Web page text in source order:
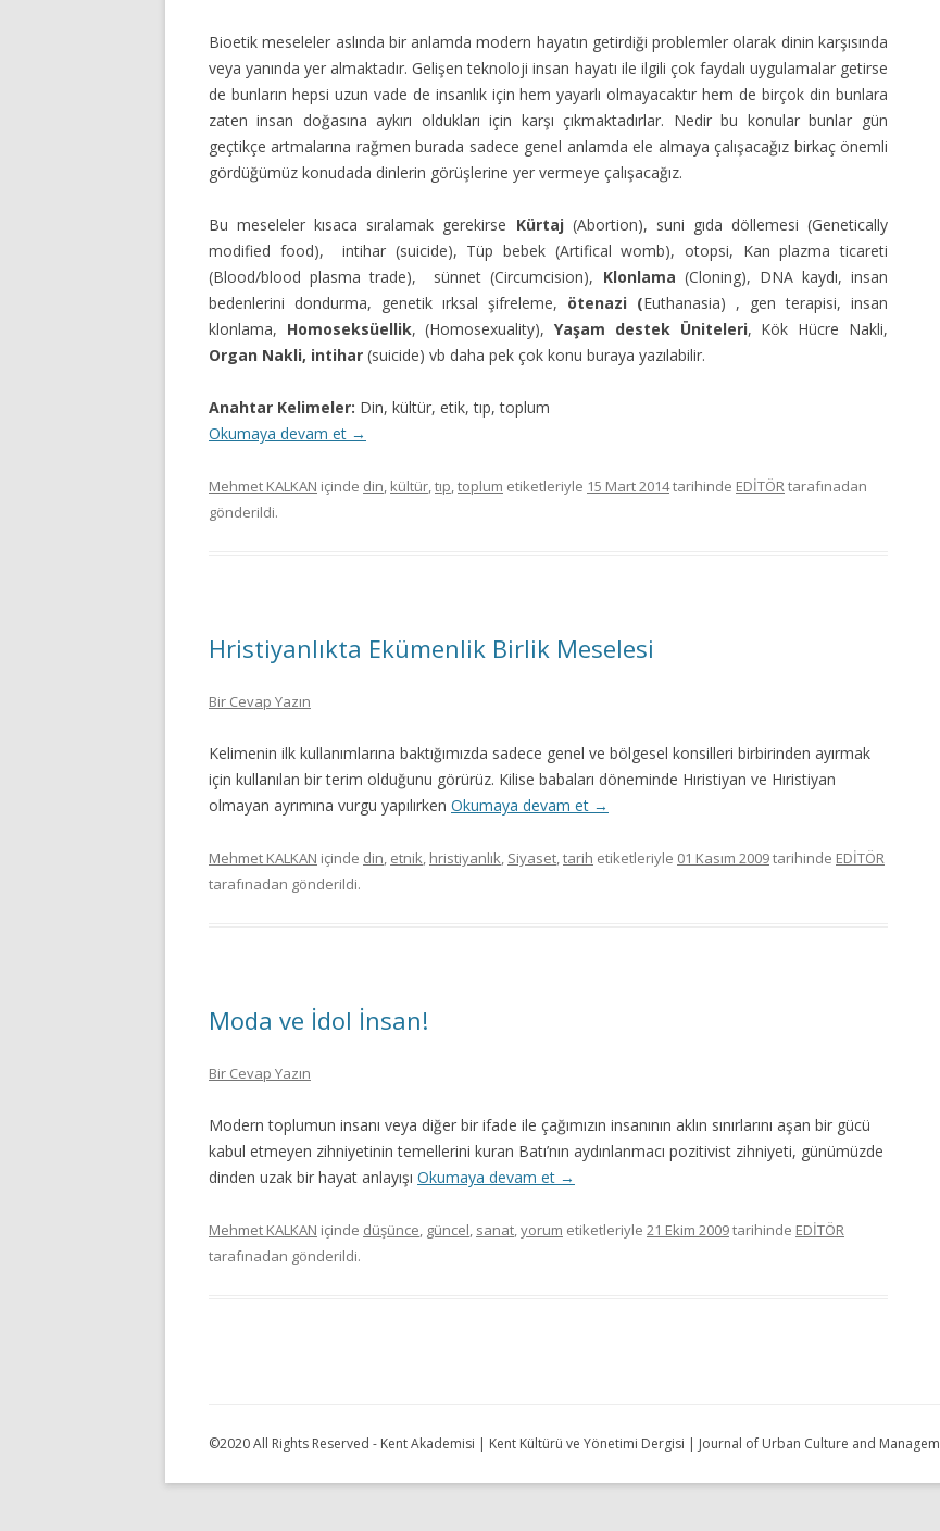
Bioetik meseleler aslında bir anlamda modern hayatın getirdiği problemler olarak dinin karşısında
veya yanında yer almaktadır. Gelişen teknoloji insan hayatı ile ilgili çok faydalı uygulamalar getirse
de bunların hepsi uzun vade de insanlık için hem yayarlı olmayacaktır hem de birçok din bunlara
zaten insan doğasına aykırı oldukları için karşı çıkmaktadırlar. Nedir bu konular bunlar gün
geçtikçe artmalarına rağmen burada sadece genel anlamda ele almaya çalışacağız birkaç önemli
gördüğümüz konudada dinlerin görüşlerine yer vermeye çalışacağız.
Bu meseleler kısaca sıralamak gerekirse Kürtaj (Abortion), suni gıda döllemesi (Genetically
modified food), intihar (suicide), Tüp bebek (Artifical womb), otopsi, Kan plazma ticareti
(Blood/blood plasma trade), sünnet (Circumcision), Klonlama (Cloning), DNA kaydı, insan
bedenlerini dondurma, genetik ırksal şifreleme, ötenazi (Euthanasia) , gen terapisi, insan
klonlama, Homoseksüellik, (Homosexuality),Yaşam destek Üniteleri, Kök Hücre Nakli,
Organ Nakli, intihar (suicide) vb daha pek çok konu buraya yazılabilir.
Anahtar Kelimeler: Din, kültür, etik, tıp, toplum
Okumaya devam et →
Mehmet KALKAN içinde din, kültür,tıp,toplum etiketleriyle 15 Mart 2014tarihinde EDİTÖRtarafınadan
gönderildi.
Hristiyanlıkta Ekümenlik Birlik Meselesi
Bir Cevap Yazın
Kelimenin ilk kullanımlarına baktığımızda sadece genel ve bölgesel konsilleri birbirinden ayırmak
için kullanılan bir terim olduğunu görürüz. Kilise babaları döneminde Hıristiyan ve Hıristiyan
olmayan ayrımına vurgu yapılırken Okumaya devam et →
Mehmet KALKAN içinde din, etnik, hristiyanlık, Siyaset,tarih etiketleriyle 01 Kasım 2009tarihinde EDİTÖR
tarafınadan gönderildi.
Moda ve İdol İnsan!
Bir Cevap Yazın
Modern toplumun insanı veya diğer bir ifade ile çağımızın insanının aklın sınırlarını aşan bir gücü
kabul etmeyen zihniyetinin temellerini kuran Batı’nın aydınlanmacı pozitivist zihniyeti, günümüzde
dinden uzak bir hayat anlayışı Okumaya devam et →
Mehmet KALKAN içinde düşünce, güncel, sanat,yorum etiketleriyle 21 Ekim 2009tarihinde EDİTÖR
tarafınadan gönderildi.
©2020 All Rights Reserved - Kent Akademisi | Kent Kültürü ve Yönetimi Dergisi | Journal of Urban Culture and